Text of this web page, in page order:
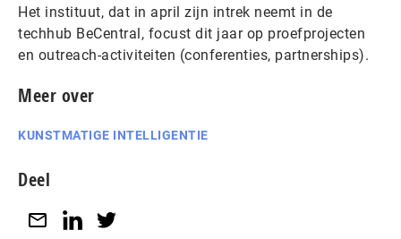
Het instituut, dat in april zijn intrek neemt in de
techhub BeCentral, focust dit jaar op proefprojecten
en outreach-activiteiten (conferenties, partnerships).
Meer over
KUNSTMATIGE INTELLIGENTIE
Deel